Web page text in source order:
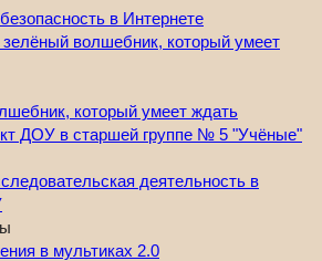
волшебник, который умеет
ДОУ в старшей группе № 5 "Учёные"
в мультиках 2.0